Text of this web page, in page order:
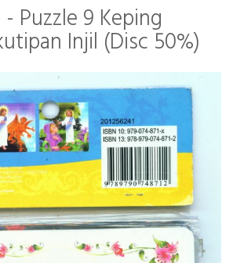
Puzzle 9 Keping
Injil (Disc 50%)